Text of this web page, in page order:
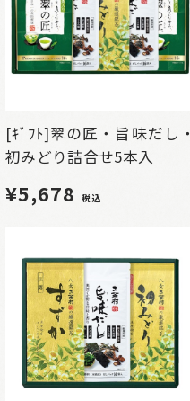
[ｷﾞﾌﾄ]翠の匠・旨味だし・
初みどり詰合せ5本入
¥5,678 税込